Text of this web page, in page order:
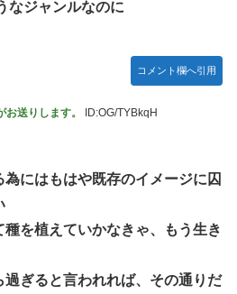
作TVアニメが7月から放送されるぞ！
アコン騒動【ぷちかれシリーズ】
ガ「忍野忍」「斧乃木余接」プラ
記183-雑談所ネタ118 懺悔小ネタ
ル」+埋めネタ「ファイアホイール
(54/クリア後)マルティナの「しん
そしてメドローアやギガバーストき
なジャンルなのに
コメント欄へ引用
送りします。 ID:OG/TYBkqH
にはもはや既存のイメージに囚
を植えていかなきゃ、もう生き
過ぎると言われれば、その通りだ